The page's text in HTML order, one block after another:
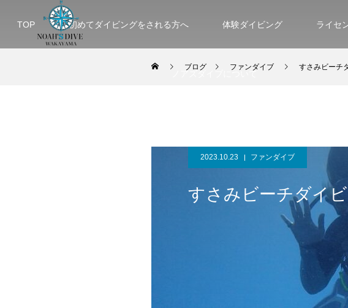
TOP 初めてダイビングをされる方へ 体験ダイビング ライセ
ノアズダイブについて
ブログ ファンダイブ すさみビーチ
2023.10.23 ファンダイブ
すさみビーチダイ